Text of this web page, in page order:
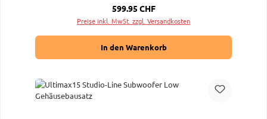
Regulärer Preis:
599.95 CHF
Preise inkl. MwSt. zzgl. Versandkosten
In den Warenkorb